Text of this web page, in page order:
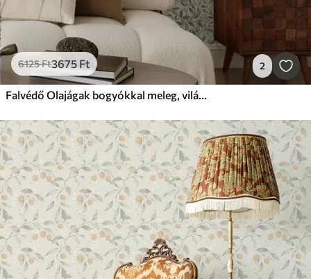
6125Ft3675 Ft 2
Falvédő Olajágak bogyókkal meleg, világos háttér előtt